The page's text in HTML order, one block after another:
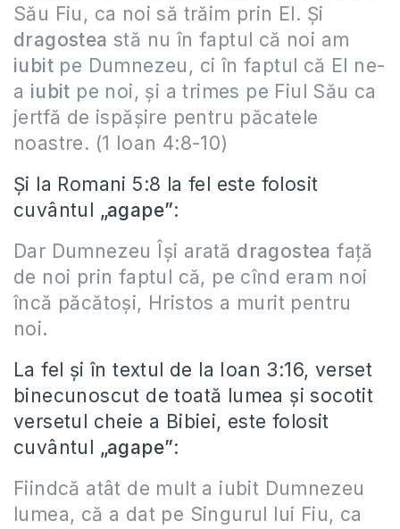
Său Fiu, ca noi să trăim prin El. Şi
dragostea stă nu în faptul că noi am
iubit pe Dumnezeu, ci în faptul că El ne-
a iubit pe noi, şi a trimes pe Fiul Său ca
jertfă de ispăşire pentru păcatele
noastre. (1 Ioan 4:8-10)
Și la Romani 5:8 la fel este folosit
cuvântul „agape”:
Dar Dumnezeu Îşi arată dragostea faţă
de noi prin faptul că, pe cînd eram noi
încă păcătoşi, Hristos a murit pentru
noi.
La fel și în textul de la Ioan 3:16, verset
binecunoscut de toată lumea și socotit
versetul cheie a Bibiei, este folosit
cuvântul „agape”:
Fiindcă atât de mult a iubit Dumnezeu
lumea, că a dat pe Singurul lui Fiu, ca